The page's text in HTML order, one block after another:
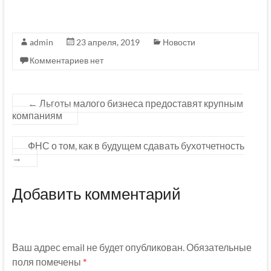
admin 23 апреля, 2019
Новости
Комментариев нет
← Льготы малого бизнеса предоставят крупным
компаниям
ФНС о том, как в будущем сдавать бухотчетность
→
Добавить комментарий
Ваш адрес email не будет опубликован. Обязательные
поля помечены *